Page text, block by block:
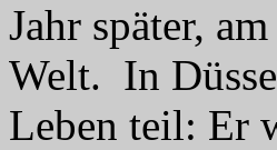
Jahr später,
Welt. In
Leben teil: Er